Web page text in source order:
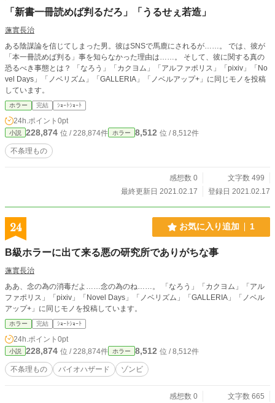
「新書一冊読めば判るだろ」「うるせぇ若造」
蓮實長治
ある陰謀論を信じてしまった男。彼はSNSで馬鹿にされるが……。 では、彼が
「本一冊読めば判る」事を知らなかった理由は……。 そして、彼に関する真の
恐るべき事態とは？ 「なろう」「カクヨム」「アルファポリス」「pixiv」「No
vel Days」「ノベリズム」「GALLERIA」「ノベルアップ+」に同じモノを投稿
しています。
ホラー 完結 ｼｮｰﾄｼｮｰﾄ
24h.ポイント 0pt
小説 228,874 位 / 228,874件 ホラー 8,512 位 / 8,512件
不条理もの
感想数 0
文字数 499
最終更新日 2021.02.17
登録日 2021.02.17
24 お気に入り追加 1
B級ホラーに出て来る悪の研究所でありがちな事
蓮實長治
ああ、念の為の消毒だよ……念の為のね……。 「なろう」「カクヨム」「アル
ファポリス」「pixiv」「Novel Days」「ノベリズム」「GALLERIA」「ノベル
アップ+」に同じモノを投稿しています。
ホラー 完結 ｼｮｰﾄｼｮｰﾄ
24h.ポイント 0pt
小説 228,874 位 / 228,874件 ホラー 8,512 位 / 8,512件
不条理もの バイオハザード ゾンビ
感想数 0
文字数 665